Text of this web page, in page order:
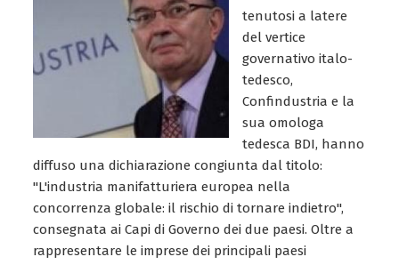
tenutosi a latere
del vertice
governativo italo-
tedesco,
Confindustria e la
sua omologa
tedesca BDI, hanno
diffuso una dichiarazione congiunta dal titolo:
"L'industria manifatturiera europea nella
concorrenza globale: il rischio di tornare indietro",
consegnata ai Capi di Governo dei due paesi. Oltre a
rappresentare le imprese dei principali paesi